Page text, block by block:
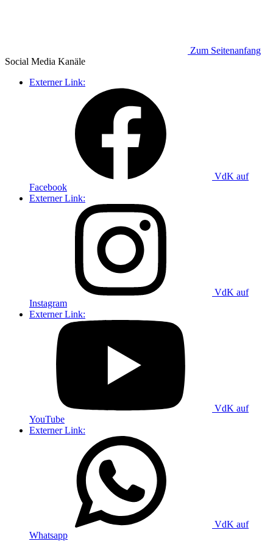
Zum Seitenanfang
Social Media Kanäle
Externer Link:
VdK auf
Facebook
Externer Link:
VdK auf
Instagram
Externer Link:
VdK auf
YouTube
Externer Link:
VdK auf
Whatsapp